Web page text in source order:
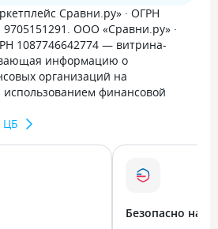
Сравни.ру» · ОГРН
ООО «Сравни.ру» ·
1087746642774 — витрина-
информацию о
организаций на
использованием финансовой
ЦБ
Безопасно на